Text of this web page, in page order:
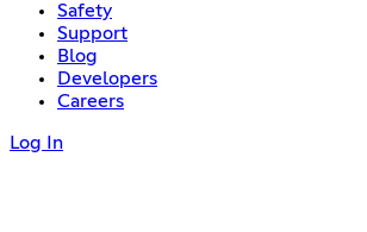
Safety
Support
Blog
Developers
Careers
Log In